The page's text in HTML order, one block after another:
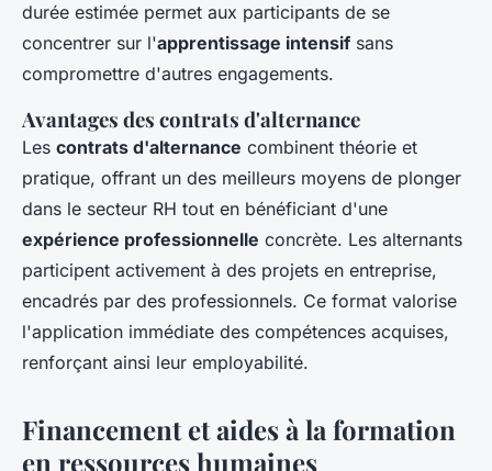
durée estimée permet aux participants de se
concentrer sur l'apprentissage intensif sans
compromettre d'autres engagements.
Avantages des contrats d'alternance
Les contrats d'alternance combinent théorie et
pratique, offrant un des meilleurs moyens de plonger
dans le secteur RH tout en bénéficiant d'une
expérience professionnelle concrète. Les alternants
participent activement à des projets en entreprise,
encadrés par des professionnels. Ce format valorise
l'application immédiate des compétences acquises,
renforçant ainsi leur employabilité.
Financement et aides à la formation
en ressources humaines